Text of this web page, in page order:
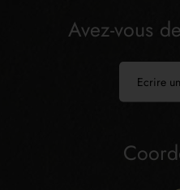
Avez-vous
Ecrire